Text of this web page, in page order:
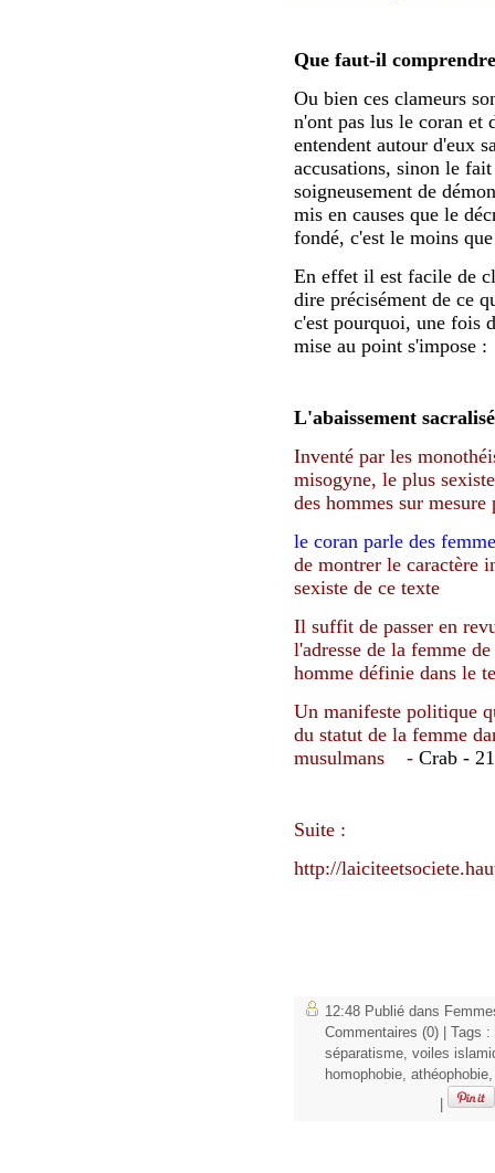
Que faut-il
Ou bien ces clameurs
n'ont pas lus le coran et
entendent autour d'eux
accusations, sinon le
soigneusement de
mis en causes que le
fondé, c'est le moins
En effet il est facile de
dire précisément de ce
c'est pourquoi, une fois
mise au point s'impose :
L'abaissement
Inventé par les
misogyne, le plus
des hommes sur
le coran parle des
de montrer le caractère
sexiste de ce texte
Il suffit de passer en
l'adresse de la femme
homme définie dans le
Un manifeste politique
du statut de la femme
musulmans - Crab -
Suite :
http://
12:48 Publié dans
Commentaires (0) | Tags :
séparatisme voiles
homophobie athéophobie